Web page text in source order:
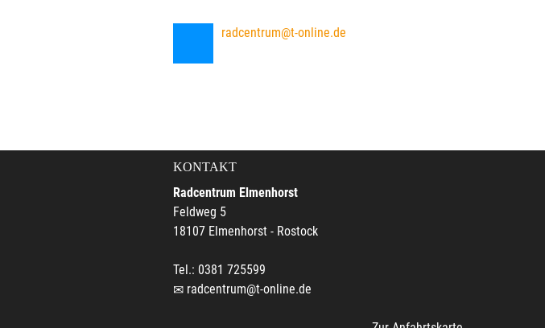
radcentrum@t-online.de
KONTAKT
Radcentrum Elmenhorst
Feldweg 5
18107 Elmenhorst - Rostock
Tel.: 0381 725599
radcentrum@t-online.de